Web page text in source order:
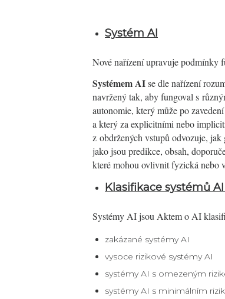
Systém AI
Nové nařízení upravuje podmínky
Systémem AIse dle nařízení
navržený tak, aby fungoval s
autonomie, který může po
a který za explicitními nebo
z obdržených vstupů odvozuje, jak
jako jsou predikce, obsah,
které mohou ovlivnit fyzická nebo
Klasifikace systémů
Systémy AI jsou Aktem o AI
zakázané systémy AI
vysoce rizikové systémy AI
systémy AI s omezeným
systémy AI s minimálním